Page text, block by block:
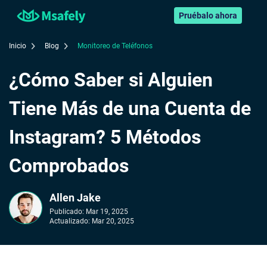
Pruébalo ahora
Inicio Blog Monitoreo de Teléfonos
¿Cómo Saber si Alguien
Tiene Más de una Cuenta de
Instagram? 5 Métodos
Comprobados
Allen Jake
Publicado: Mar 19, 2025
Actualizado: Mar 20, 2025